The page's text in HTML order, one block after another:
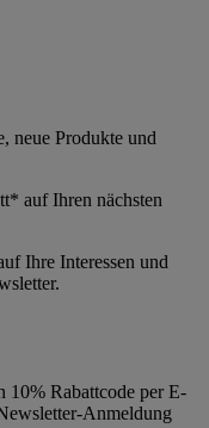
neue Produkte und
auf Ihren nächsten
Ihre Interessen und
10% Rabattcode per E-
Anmeldung